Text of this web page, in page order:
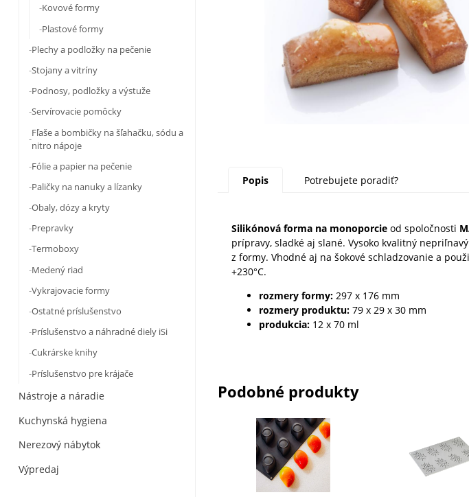
Kovové formy
Plastové formy
Plechy a podložky na pečenie
Stojany a vitríny
Podnosy, podložky a výstuže
Servírovacie pomôcky
Fľaše a bombičky na šľahačku, sódu a
nitro nápoje
Fólie a papier na pečenie
Paličky na nanuky a lízanky
Obaly, dózy a kryty
Prepravky
Termoboxy
Medený riad
Vykrajovacie formy
Ostatné príslušenstvo
Príslušenstvo a náhradné diely iSi
Cukrárske knihy
Príslušenstvo pre krájače
Nástroje a náradie
Kuchynská hygiena
Nerezový nábytok
Výpredaj
Popis Potrebujete poradiť?
Silikónová forma na monoporcie od spoločnosti
prípravy, sladké aj slané. Vysoko kvalitný
z formy. Vhodné aj na šokové schladzovanie a
+230°C.
rozmery formy: 297 x 176 mm
rozmery produktu: 79 x 29 x 30 mm
produkcia: 12 x 70 ml
Podobné produkty